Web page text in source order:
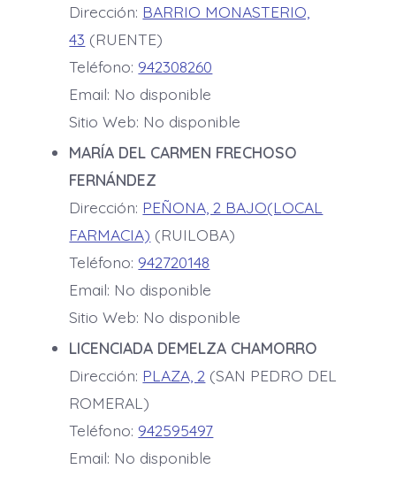
Dirección: BARRIO MONASTERIO,
43 (RUENTE)
Teléfono: 942308260
Email: No disponible
Sitio Web: No disponible
MARÍA DEL CARMEN FRECHOSO
FERNÁNDEZ
Dirección: PEÑONA, 2 BAJO(LOCAL
FARMACIA) (RUILOBA)
Teléfono: 942720148
Email: No disponible
Sitio Web: No disponible
LICENCIADA DEMELZA CHAMORRO
Dirección: PLAZA, 2 (SAN PEDRO DEL
ROMERAL)
Teléfono: 942595497
Email: No disponible